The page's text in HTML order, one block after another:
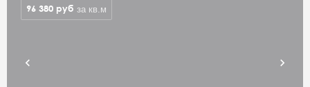
96 380 руб за кв.м